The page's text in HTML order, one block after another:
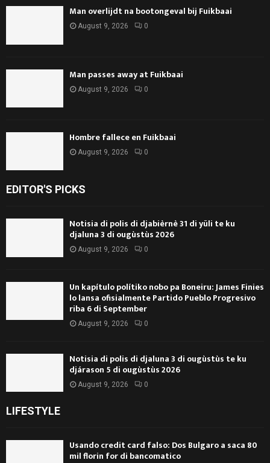
Man overlijdt na bootongeval bij Fuikbaai
August 9, 2026 0
Man passes away at Fuikbaai
August 9, 2026 0
Hombre fallece en Fuikbaai
August 9, 2026 0
EDITOR'S PICKS
Notisia di polis di djabièrnè 31 di yüli te ku
djaluna 3 di ougùstùs 2026
August 9, 2026 0
Un kapítulo polítiko nobo pa Boneiru: James Finies
lo lansa ofisialmente Partido Pueblo Progresivo
riba 6 di September
August 9, 2026 0
Notisia di polis di djaluna 3 di ougùstùs te ku
djárason 5 di ougùstùs 2026
August 9, 2026 0
LIFESTYLE
Usando credit card falso: Dos Bulgaro a saca 80
mil florin for di bancomatico